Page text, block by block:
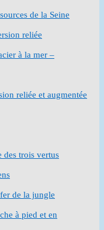
de la Seine
reliée
à la mer –
reliée et augmentée
des trois vertus
de la jungle
à pied et en